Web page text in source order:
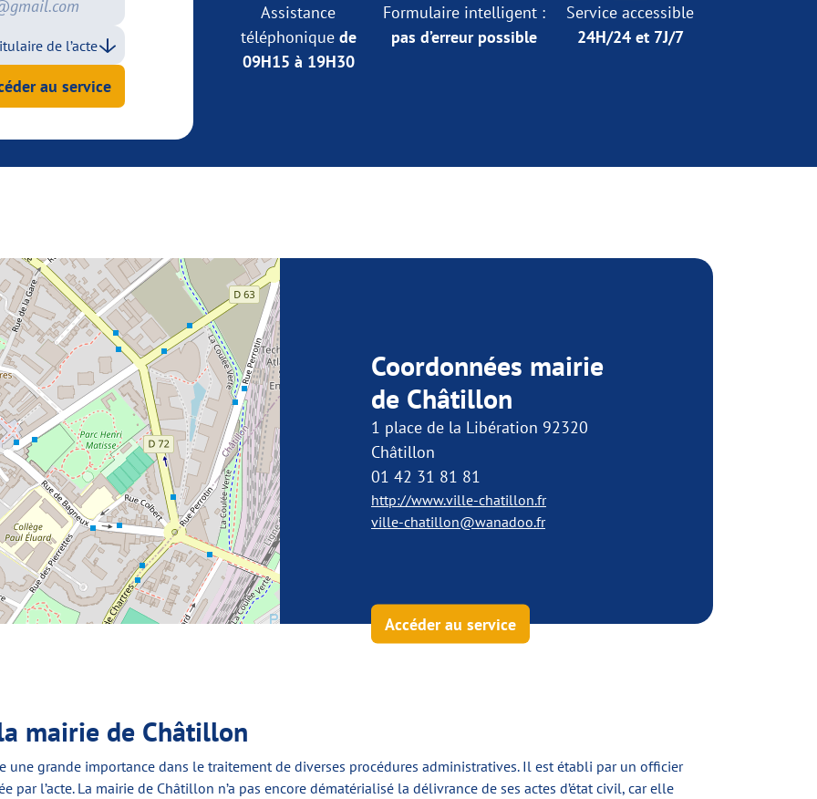
au service
Assistance
téléphonique de
09H15 à 19H30
Formulaire intelligent :
pas d’erreur possible
Service accessible
24H/24 et 7J/7
Coordonnées mairie
de Châtillon
1 place de la Libération 92320
Châtillon
01 42 31 81 81
http://www.ville-chatillon.fr
ville-chatillon@wanadoo.fr
Accéder au service
mairie de Châtillon
une grande importance dans le traitement de diverses procédures administratives. Il est établi par un officier
par l’acte. La mairie de Châtillon n’a pas encore dématérialisé la délivrance de ses actes d’état civil, car elle